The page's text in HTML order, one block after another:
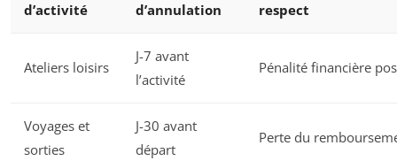
d’activité
d’annulation
respect
Ateliers loisirs
J-7 avant
l’activité
Pénalité financière
Voyages et
sorties
J-30 avant
départ
Perte du